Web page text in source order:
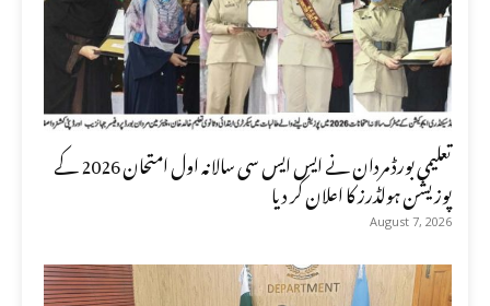
تعلیمی بورڈ مردان نے ایس ایس سی سالانہ اول امتحان 2026 کے
پوزیشن ہولڈرز کا اعلان کر دیا
August 7, 2026